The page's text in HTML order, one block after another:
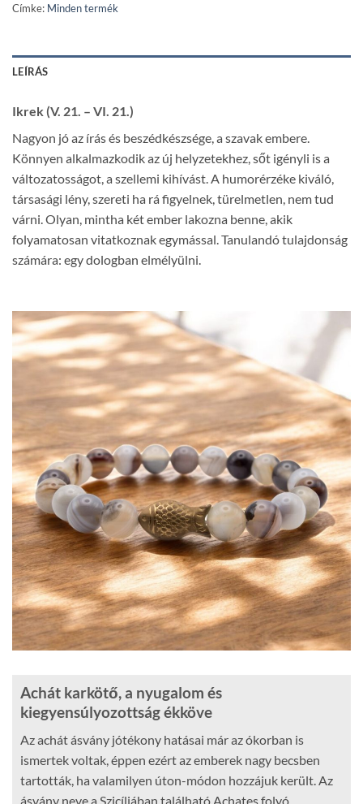
Címke: Minden termék
LEÍRÁS
Ikrek (V. 21. – VI. 21.)
Nagyon jó az írás és beszédkészsége, a szavak embere.
Könnyen alkalmazkodik az új helyzetekhez, sőt igényli is a
változatosságot, a szellemi kihívást. A humorérzéke kiváló,
társasági lény, szereti ha rá figyelnek, türelmetlen, nem tud
várni. Olyan, mintha két ember lakozna benne, akik
folyamatosan vitatkoznak egymással. Tanulandó tulajdonság
számára: egy dologban elmélyülni.
Achát karkötő, a nyugalom és
kiegyensúlyozottság ékköve
Az achát ásvány jótékony hatásai már az ókorban is
ismertek voltak, éppen ezért az emberek nagy becsben
tartották, ha valamilyen úton-módon hozzájuk került. Az
ásvány neve a Szicíliában található Achates folyó